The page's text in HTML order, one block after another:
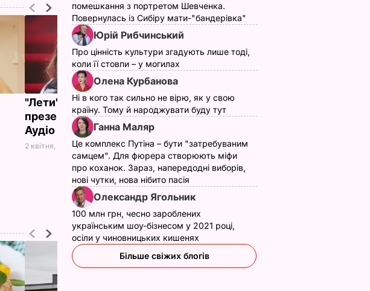
"Лети". Loboda
презентувала сингл.
Аудіо
2 квітня, 09.46НОВИНИ
Пісня Loboda стала
саундтреком до
фільму "Гоголь. Вій"
27 березня, 11.56НОВИНИ
помешкання з портретом Шевченка.
Повернулась із Сибіру мати-"бандерівка"
Юрій Рибчинський
Про цінність культури згадують лише тоді,
коли її стовпи – у могилах
Олена Курбанова
Ні в кого так сильно не вірю, як у свою
країну. Тому й народжувати буду тут
Ганна Маляр
Це комплекс Путіна – бути "затребуваним
самцем". Для фюрера створюють міфи
про коханок. Зараз, напередодні виборів,
нові чутки, нова нібито пасія
Олександр Ягольник
100 млн грн, чесно зароблених
українським шоу-бізнесом у 2021 році,
осіли у чиновницьких кишенях
Більше свіжих блогів